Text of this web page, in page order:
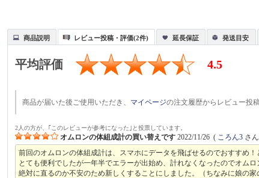
商品説明 レビュー投稿・評価(2件) 延長保証 発送目安
平均評価 4.5
商品が届いた後ご使用いただき、 マイページの注文履歴からレビュー投
2人の方が、｢このレビューが参考になった｣と投票しています。
オムロンの体組成計の買い替えです 2022/11/26 ( ころん3 さ
前回のオムロンの体組成計は、スマホにデータを飛ばせるのでおすすめ
とても便利でしたが一年半でエラーが出始め、計れなくなったのでオム
絶対に直るのか不安のため新しくすることにしました。（ちなみに娘の家